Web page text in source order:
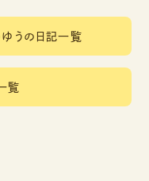
ゆうの日記一覧
覧